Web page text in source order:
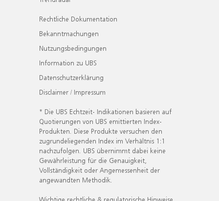
Rechtliche Dokumentation
Bekanntmachungen
Nutzungsbedingungen
Information zu UBS
Datenschutzerklärung
Disclaimer / Impressum
* Die UBS Echtzeit- Indikationen basieren auf
Quotierungen von UBS emittierten Index-
Produkten. Diese Produkte versuchen den
zugrundeliegenden Index im Verhältnis 1:1
nachzufolgen. UBS übernimmt dabei keine
Gewährleistung für die Genauigkeit,
Vollständigkeit oder Angemessenheit der
angewandten Methodik.